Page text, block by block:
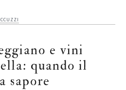
e vini
quando il
sapore